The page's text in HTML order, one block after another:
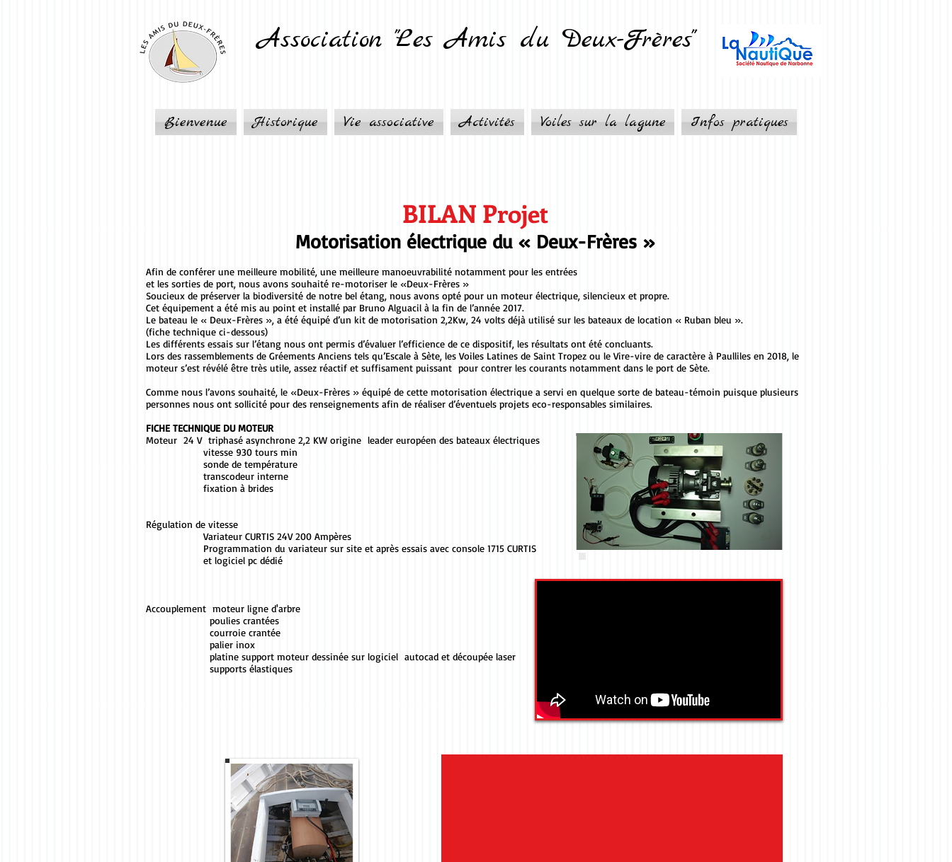
Association "Les Amis du Deux-Frères"
Bienvenue Historique Vie associative Activités Voiles sur la lagune Infos pratiques
BILAN Projet
Motorisation électrique du « Deux-Frères »
Afin de conférer une meilleure mobilité, une meilleure manoeuvrabilité notamment pour les entrées
et les sorties de port, nous avons souhaité re-motoriser le «Deux-Frères »
Soucieux de préserver la biodiversité de notre bel étang, nous avons opté pour un moteur électrique, silencieux et propre.
Cet équipement a été mis au point et installé par Bruno Alguacil à la fin de l’année 2017.
Le bateau le « Deux-Frères », a été équipé d’un kit de motorisation 2,2Kw, 24 volts déjà utilisé sur les bateaux de location « Ruban bleu ».
(fiche technique ci-dessous)
Les différents essais sur l’étang nous ont permis d’évaluer l’efficience de ce dispositif, les résultats ont été concluants.
Lors des rassemblements de Gréements Anciens tels qu’Escale à Sète, les Voiles Latines de Saint Tropez ou le Vire-vire de caractère à Paulliles en 2018, le
moteur s’est révélé être très utile, assez réactif et suffisament puissant pour contrer les courants notamment dans le port de Sète.
Comme nous l’avons souhaité, le «Deux-Frères » équipé de cette motorisation électrique a servi en quelque sorte de bateau-témoin puisque plusieurs
personnes nous ont sollicité pour des renseignements afin de réaliser d’éventuels projets eco-responsables similaires.
FICHE TECHNIQUE DU MOTEUR
Moteur 24 V triphasé asynchrone 2,2 KW origine leader européen des bateaux électriques
vitesse 930 tours min
sonde de température
transcodeur interne
fixation à brides
Régulation de vitesse
Variateur CURTIS 24V 200 Ampères
Programmation du variateur sur site et après essais avec console 1715 CURTIS
et logiciel pc dédié
Accouplement moteur ligne d'arbre
poulies crantées
courroie crantée
palier inox
platine support moteur dessinée sur logiciel autocad et découpée laser
supports élastiques